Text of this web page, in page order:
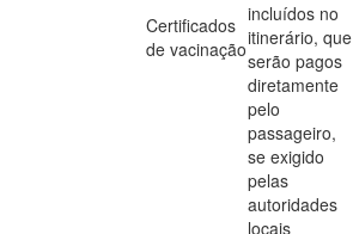
Certificados
de vacinação
incluídos no
itinerário, que
serão pagos
diretamente
pelo
passageiro,
se exigido
pelas
autoridades
locais